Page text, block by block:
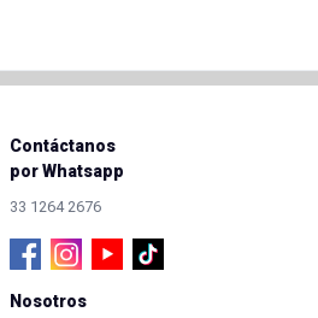
Contáctanos
por Whatsapp
33 1264 2676
Nosotros